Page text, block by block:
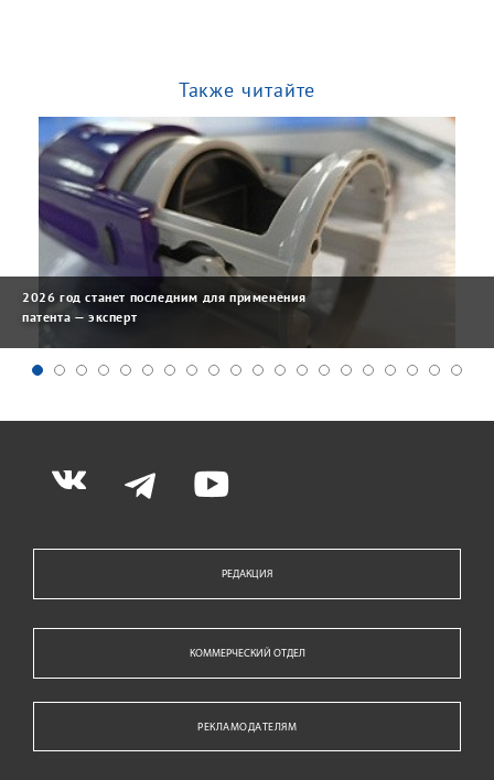
Также читайте
2026 год станет последним для применения
патента — эксперт
РЕДАКЦИЯ
КОММЕРЧЕСКИЙ ОТДЕЛ
РЕКЛАМОДАТЕЛЯМ